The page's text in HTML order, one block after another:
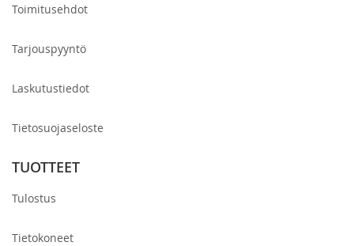
Toimitusehdot
Tarjouspyyntö
Laskutustiedot
Tietosuojaseloste
TUOTTEET
Tulostus
Tietokoneet